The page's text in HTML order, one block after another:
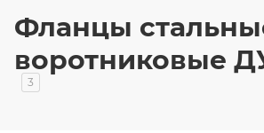
Фланцы
воротниковые
3